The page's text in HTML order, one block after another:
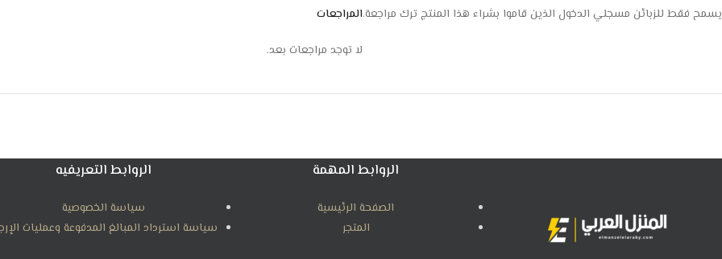
المراجعات
لا توجد مراجعات بعد.
يسمح فقط للزبائن مسجلي الدخول الذين قاموا بشراء هذا المنتج ترك مراجعة.
الروابط المهمة
الصفحة الرئيسية
المتجر
الروابط التعريفيه
سياسة الخصوصية
سياسة استرداد المبالغ المدفوعة وعمليات